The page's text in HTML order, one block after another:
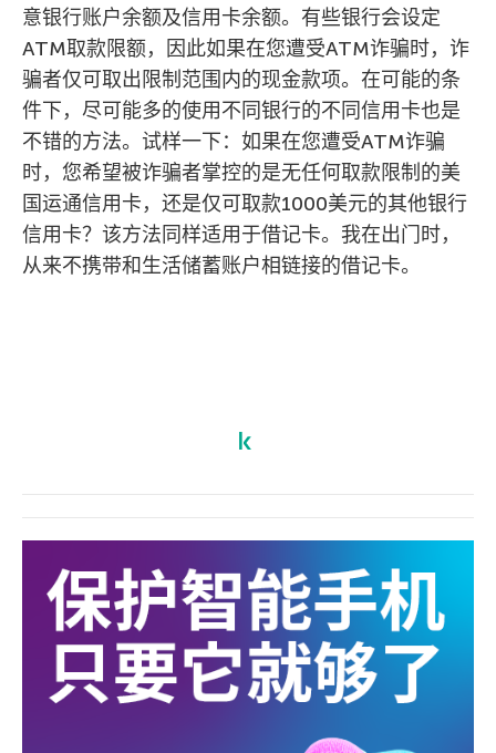
意银行账户余额及信用卡余额。有些银行会设定
ATM取款限额，因此如果在您遭受ATM诈骗时，诈
骗者仅可取出限制范围内的现金款项。在可能的条
件下，尽可能多的使用不同银行的不同信用卡也是
不错的方法。试样一下：如果在您遭受ATM诈骗
时，您希望被诈骗者掌控的是无任何取款限制的美
国运通信用卡，还是仅可取款1000美元的其他银行
信用卡？该方法同样适用于借记卡。我在出门时，
从来不携带和生活储蓄账户相链接的借记卡。